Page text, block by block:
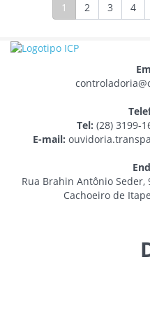
1 2 3 4
Tel: (28) 3199-
E-mail:
Rua Brahin Antônio Seder,
Cachoeiro de